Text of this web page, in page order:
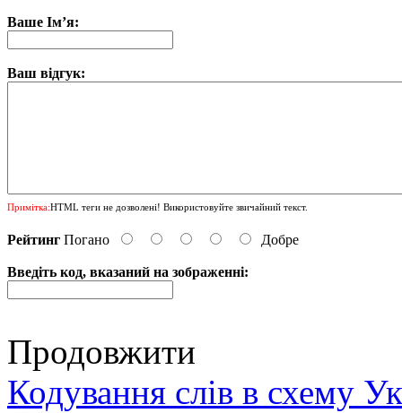
Ваше Ім’я:
Ваш відгук:
Примітка:HTML теги не дозволені! Використовуйте звичайний текст.
Рейтинг Погано Добре
Введіть код, вказаний на зображенні:
Продовжити
Кодування слів в схему